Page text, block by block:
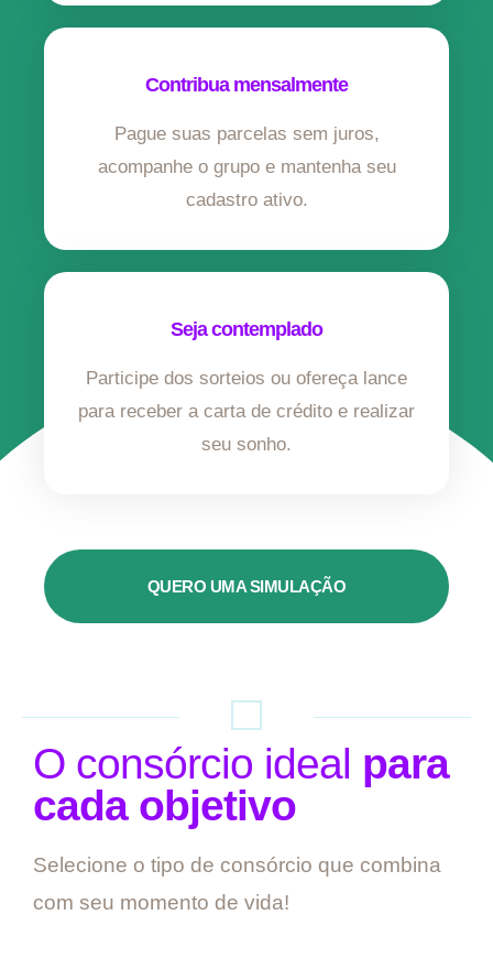
Contribua mensalmente
Pague suas parcelas sem juros,
acompanhe o grupo e mantenha seu
cadastro ativo.
Seja contemplado
Participe dos sorteios ou ofereça lance
para receber a carta de crédito e realizar
seu sonho.
QUERO UMA SIMULAÇÃO
O consórcio ideal para
cada objetivo
Selecione o tipo de consórcio que combina
com seu momento de vida!